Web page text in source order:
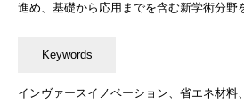
進め、基礎から応用までを含む新学術分野
インヴァースイノベーション、省エネ材料